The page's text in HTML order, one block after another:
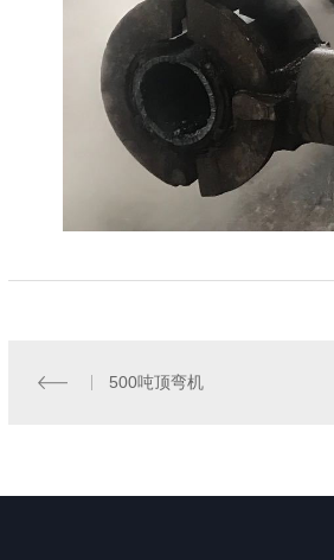
成都钢材拉弯-400工字钢热弯 成都
500吨顶弯机